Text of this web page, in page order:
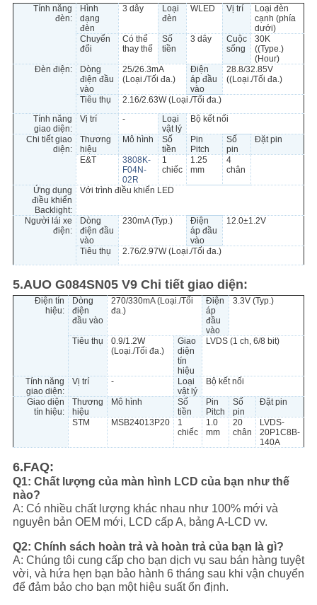
Tính năng
đèn:
Hình
dạng
đèn
3 dây
Loại
đèn
WLED Vị trí
Loại đèn
cạnh (phía
dưới)
Chuyển
đổi
Có thể
thay thế
Số
tiền
3 dây
Cuộc
sống
30K
((Type.)
(Hour)
Đèn điện:
Dòng
điện đầu
vào
25/26.3mA
(Loại./Tối đa.)
Điện
áp đầu
vào
28.8/32.85V
((Loại./Tối đa.)
Tiêu thụ
2.16/2.63W (Loại./Tối đa.)
Tính năng
giao diện:
Vị trí -
Loại
vật lý
Bộ kết nối
Chi tiết giao
diện:
Thương
hiệu
Mô hình
Số
tiền
Pin
Pitch
Số
pin
Đặt pin
E&T
3808K-
F04N-
02R
1
chiếc
1.25
mm
4
chân
Ứng dụng
điều khiển
Backlight:
Với trình điều khiển LED
Người lái xe
điện:
Dòng
điện đầu
vào
230mA (Typ.)
Điện
áp đầu
vào
12.0±1.2V
Tiêu thụ 2.76/2.97W (Loại./Tối đa.)
5.AUO G084SN05 V9 Chi tiết giao diện:
Điện tín
hiệu:
Dòng
điện
đầu vào
270/330mA (Loại./Tối
đa.)
Điện
áp
đầu
vào
3.3V (Typ.)
Tiêu thụ
0.9/1.2W
(Loại./Tối đa.)
Giao
diện
tín
hiệu
LVDS (1 ch, 6/8 bit)
Tính năng
giao diện:
Vị trí -
Loại
vật lý
Bộ kết nối
Giao diện
tín hiệu:
Thương
hiệu
Mô hình
Số
tiền
Pin
Pitch
Số
pin
Đặt pin
STM MSB24013P20
1
chiếc
1.0
mm
20
chân
LVDS-
20P1C8B-
140A
6.FAQ:
Q1: Chất lượng của màn hình LCD của bạn như thế
nào?
A: Có nhiều chất lượng khác nhau như 100% mới và
nguyên bản OEM mới, LCD cấp A, bảng A-LCD vv.
Q2: Chính sách hoàn trả và hoàn trả của bạn là gì?
A: Chúng tôi cung cấp cho bạn dịch vụ sau bán hàng tuyệt
vời, và hứa hẹn bạn bảo hành 6 tháng sau khi vận chuyển
để đảm bảo cho bạn một hiệu suất ổn định.